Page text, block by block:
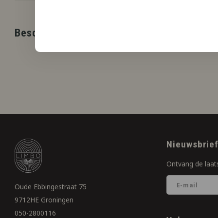
Beschrijving
Oude Ebbingestraat 75
9712HE Groningen
050-2800116
Nieuwsbrief
Ontvang de